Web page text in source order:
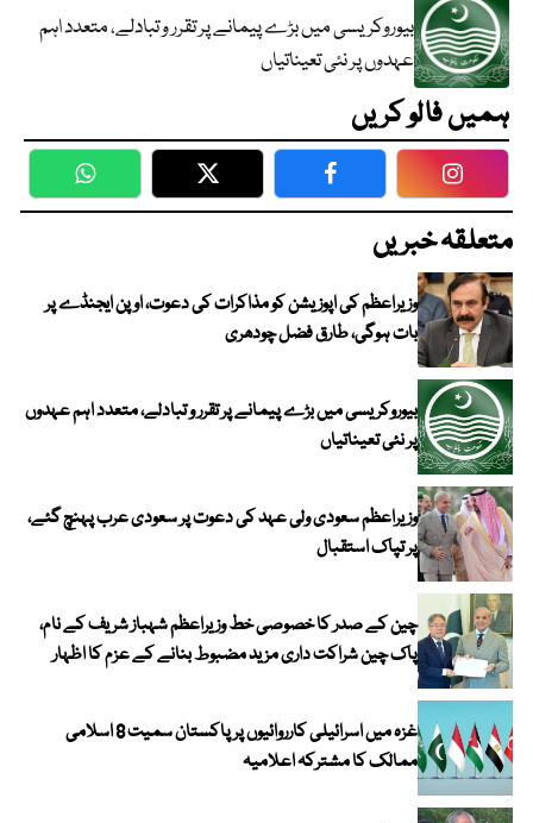
بیوروکریسی میں بڑے پیمانے پر تقرر و تبادلے، متعدد اہم
عہدوں پر نئی تعیناتیاں
ہمیں فالو کریں
WhatsApp Twitter Facebook
متعلقہ خبریں
وزیراعظم کی اپوزیشن کو مذاکرات کی دعوت، اوپن ایجنڈے پر
بات ہوگی، طارق فضل چودھری
بیوروکریسی میں بڑے پیمانے پر تقرر و تبادلے، متعدد اہم عہدوں
پر نئی تعیناتیاں
وزیراعظم سعودی ولی عہد کی دعوت پر سعودی عرب پہنچ گئے،
پر تپاک استقبال
چین کے صدر کا خصوصی خط وزیراعظم شہباز شریف کے نام،
پاک چین شراکت داری مزید مضبوط بنانے کے عزم کا اظہار
غزہ میں اسرائیلی کارروائیوں پر پاکستان سمیت 8 اسلامی
ممالک کا مشترکہ اعلامیہ